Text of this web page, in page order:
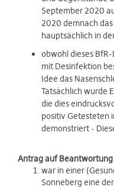
September 2020
2020 demnach das
hauptsächlich in
obwohl dieses
mit Desinfektion
Idee das
Tatsächlich wurde
die dies
positiv Getesteten
demonstriert -
Antrag auf
war in einer
Sonneberg eine